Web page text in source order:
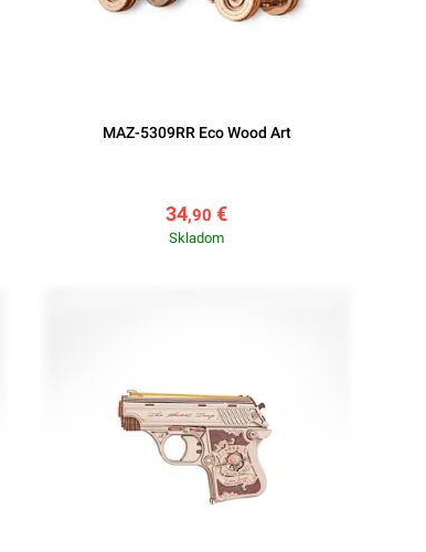
MAZ-5309RR Eco Wood Art
34,90 €
Skladom